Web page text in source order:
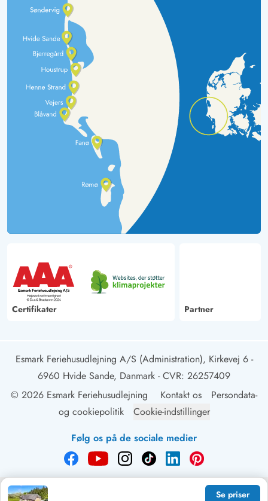
Se priser
Certifikater Partner
Esmark Feriehusudlejning A/S (Administration), Kirkevej 6 -
6960 Hvide Sande, Danmark - CVR: 26257409
© 2026 Esmark Feriehusudlejning
Kontakt os
Persondata-
og cookiepolitik
Cookie-indstillinger
Følg os på de sociale medier